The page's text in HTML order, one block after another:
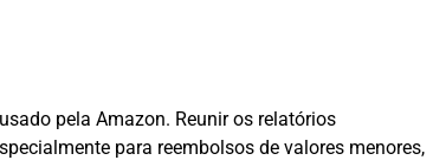
pela Amazon. Reunir os relatórios
para reembolsos de valores menores,